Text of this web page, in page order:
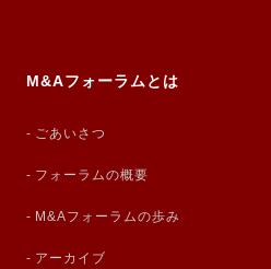
M&Aフォーラムとは
ごあいさつ
フォーラムの概要
M&Aフォーラムの歩み
アーカイブ